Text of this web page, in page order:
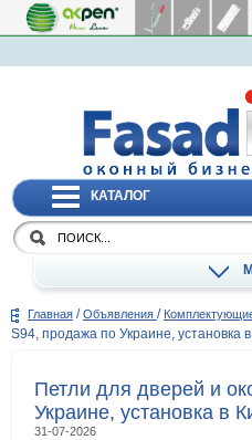
КАТАЛОГ
Главная / Объявления /
S94, продажа по Украине, установка
Петли для дверей и
Украине, установка в
31-07-2026